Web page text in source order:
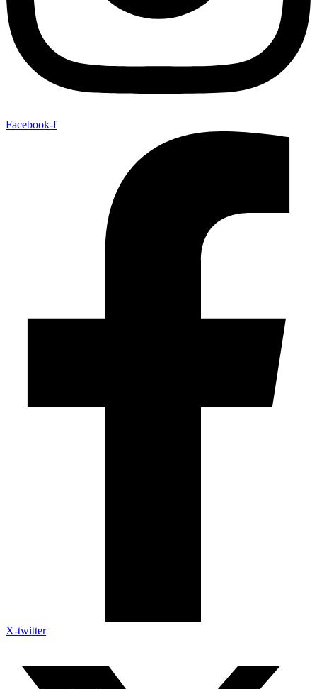
Facebook-f
X-twitter